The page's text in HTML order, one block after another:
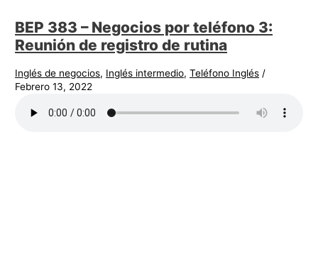
BEP 383 – Negocios por teléfono 3:
Reunión de registro de rutina
Inglés de negocios, Inglés intermedio,Teléfono Inglés /
Febrero 13, 2022